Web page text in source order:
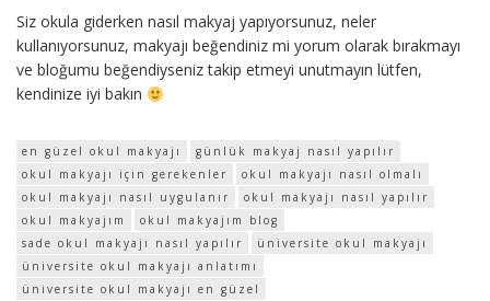
Siz okula giderken nasıl makyaj yapıyorsunuz, neler
kullanıyorsunuz, makyajı beğendiniz mi yorum olarak bırakmayı
ve bloğumu beğendiyseniz takip etmeyi unutmayın lütfen,
kendinize iyi bakın
en güzel okul makyajı
günlük makyaj nasıl yapılır
okul makyajı için gerekenler
okul makyajı nasıl olmalı
okul makyajı nasıl uygulanır
okul makyajı nasıl yapılır
okul makyajım
okul makyajım blog
sade okul makyajı nasıl yapılır
üniversite okul makyajı
üniversite okul makyajı anlatımı
üniversite okul makyajı en güzel